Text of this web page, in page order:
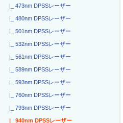
|_ 473nm DPSSレーザー
|_ 480nm DPSSレーザー
|_ 501nm DPSSレーザー
|_ 532nm DPSSレーザー
|_ 561nm DPSSレーザー
|_ 589nm DPSSレーザー
|_ 593nm DPSSレーザー
|_ 760nm DPSSレーザー
|_ 793nm DPSSレーザー
|_ 940nm DPSSレーザー